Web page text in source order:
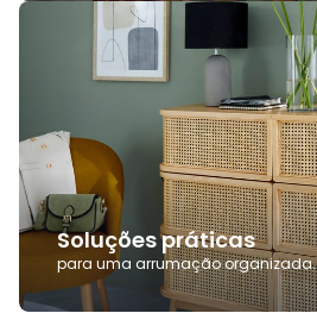
Soluções práticas
para uma arrumação organizada.
Soluções